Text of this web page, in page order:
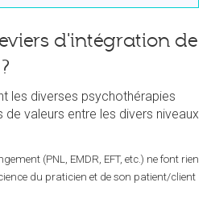
d'intégration de
les diverses psychothérapies
valeurs entre les divers niveaux
(PNL, EMDR, EFT, etc.) ne font rien
du praticien et de son patient/client